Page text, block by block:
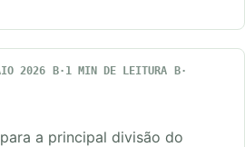
2026
1 MIN DE LEITURA
a principal divisão do